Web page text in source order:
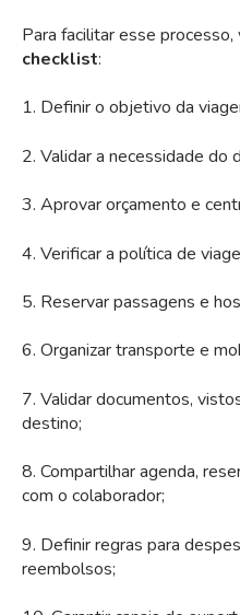
Para facilitar esse
checklist:
1. Definir o objetivo da
2. Validar a necessidade do
3. Aprovar orçamento e
4. Verificar a política de
5. Reservar passagens e
6. Organizar transporte e
7. Validar documentos,
destino;
8. Compartilhar agenda,
com o colaborador;
9. Definir regras para
reembolsos;